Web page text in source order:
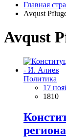
Главная
Avqust
Avqust
Политика
17
1810